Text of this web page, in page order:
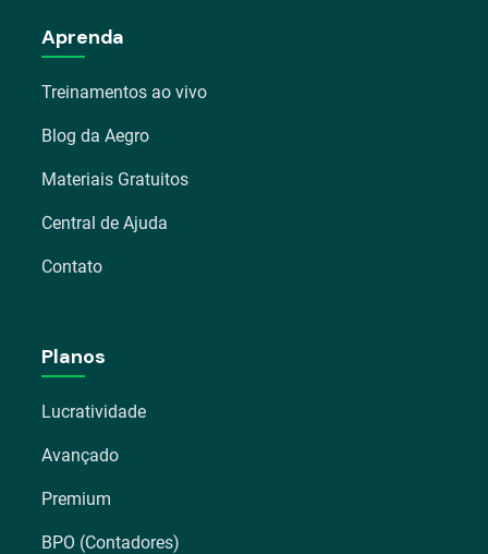
Aprenda
Treinamentos ao vivo
Blog da Aegro
Materiais Gratuitos
Central de Ajuda
Contato
Planos
Lucratividade
Avançado
Premium
BPO (Contadores)